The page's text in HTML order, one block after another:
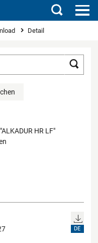
Suchen
Detail
HR LF"
DE